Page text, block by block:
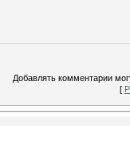
Добавлять комментарии
[